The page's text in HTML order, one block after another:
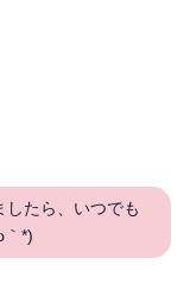
したら、いつでも
｀*)